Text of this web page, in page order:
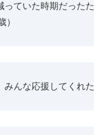
っていた時期だった
みんな応援してくれ